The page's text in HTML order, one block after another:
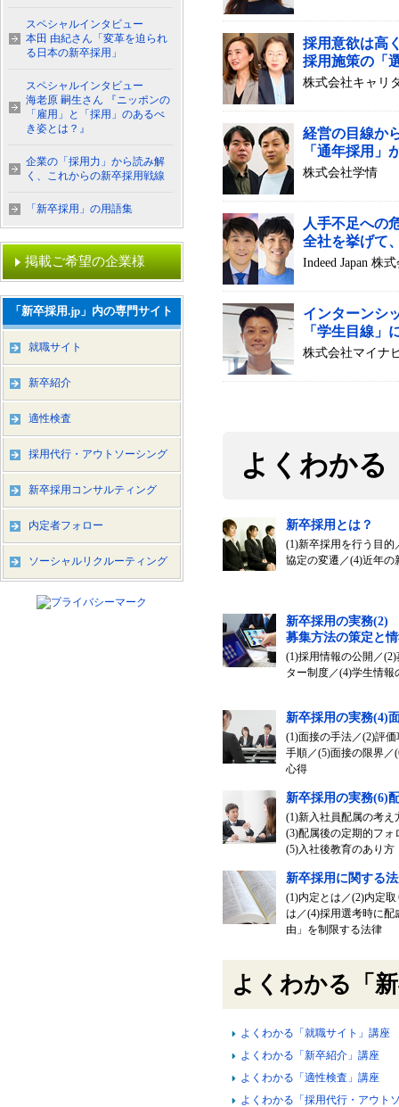
採用意欲は高
採用施策の「
株式会社キャリ
経営の目線か
「通年採用」
株式会社学情
人手不足への
全社を挙げて
Indeed Japan 株
インターンシ
「学生目線」
株式会社マイナ
よくわかる
新卒採用とは？
(1)新卒採用を行う目的
協定の変遷／(4)近年
新卒採用の実務(2)
募集方法の策定と
(1)採用情報の公開／
ター制度／(4)学生情報
新卒採用の実務(4)
(1)面接の手法／(2)評
手順／(5)面接の限界／
心得
新卒採用の実務(6)
(1)新入社員配属の考え
(3)配属後の定期的フォ
(5)入社後教育のあり方
新卒採用に関する
(1)内定とは／(2)内定
は／(4)採用選考時に配
由」を制限する法律
よくわかる「
よくわかる「就職サイト」講座
よくわかる「新卒紹介」講座
よくわかる「適性検査」講座
よくわかる「採用代行・アウト
スペシャルインタビュー
本田 由紀さん「変革を迫られ
る日本の新卒採用」
スペシャルインタビュー
海老原 嗣生さん 『ニッポンの
「雇用」と「採用」のあるべ
き姿とは？』
企業の「採用力」から読み解
く、これからの新卒採用戦線
「新卒採用」の用語集
掲載ご希望の企業様
「新卒採用.jp」内の専門サイト
就職サイト
新卒紹介
適性検査
採用代行・アウトソーシング
新卒採用コンサルティング
内定者フォロー
ソーシャルリクルーティング